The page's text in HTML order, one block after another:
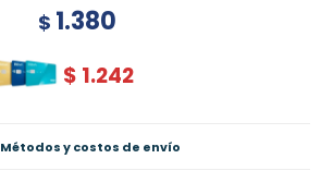
$ 1.380
$ 1.242
Métodos y costos de envío